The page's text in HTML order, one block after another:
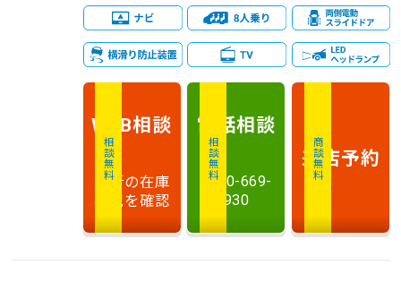
相談無料
WEB相談
最新の在庫
状況を確認
相談無料
電話相談
0120-669-
930
商談無料
来店予約